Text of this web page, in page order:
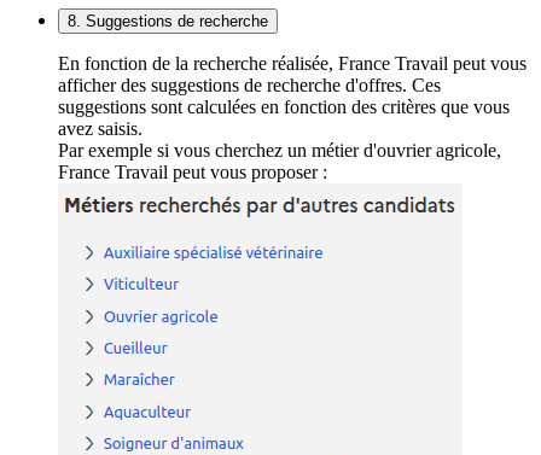
8. Suggestions de recherche
En fonction de la recherche réalisée, France Travail peut vous
afficher des suggestions de recherche d'offres. Ces
suggestions sont calculées en fonction des critères que vous
avez saisis.
Par exemple si vous cherchez un métier d'ouvrier agricole,
France Travail peut vous proposer :